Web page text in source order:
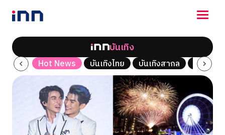
NEWS
ENTERTAINMENT
LIFESTYLE
HOROSCOPE
LOTTERY
VIDEO
ร่วมด้วยช่วยกัน
บันเทิง
ซีรี่ส์ Hot News บันเทิงไทย บันเทิงสากล เพลง